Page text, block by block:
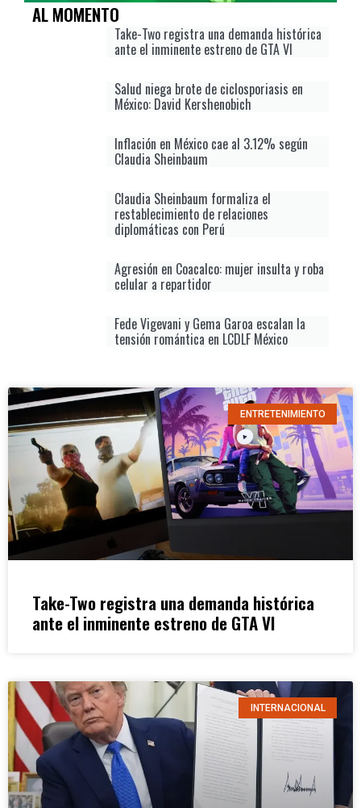
AL MOMENTO
Take-Two registra una demanda histórica
ante el inminente estreno de GTA VI
Salud niega brote de ciclosporiasis en
México: David Kershenobich
Inflación en México cae al 3.12% según
Claudia Sheinbaum
Claudia Sheinbaum formaliza el
restablecimiento de relaciones
diplomáticas con Perú
Agresión en Coacalco: mujer insulta y roba
celular a repartidor
Fede Vigevani y Gema Garoa escalan la
tensión romántica en LCDLF México
ENTRETENIMIENTO
Take-Two registra una demanda histórica
ante el inminente estreno de GTA VI
INTERNACIONAL